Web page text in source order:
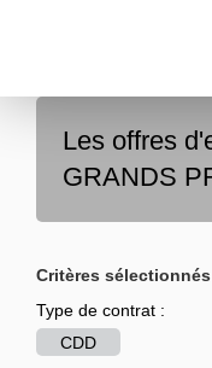
Les offres
GRANDS
Critères
Type de contrat :
CDD